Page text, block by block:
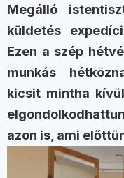
Megálló
küldetés
Ezen a szép
munkás
kicsit mintha
azon is, ami